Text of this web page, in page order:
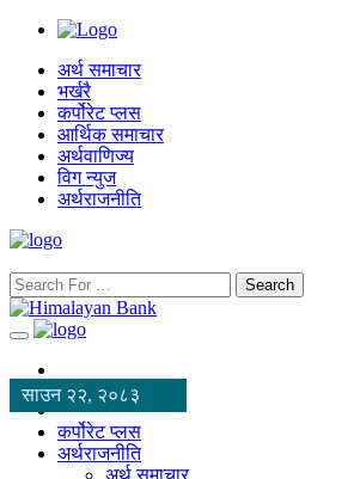
अर्थ समाचार
भर्खरै
कर्पोरेट प्लस
आर्थिक समाचार
अर्थवाणिज्य
विग न्युज
अर्थराजनीति
Search
साउन २२, २०८३
कर्पोरेट प्लस
अर्थराजनीति
अर्थ समाचार